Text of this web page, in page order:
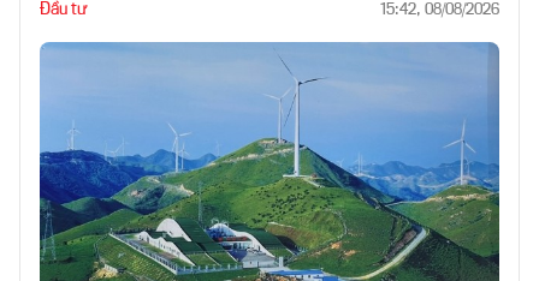
Đầu tư 15:42, 08/08/2026